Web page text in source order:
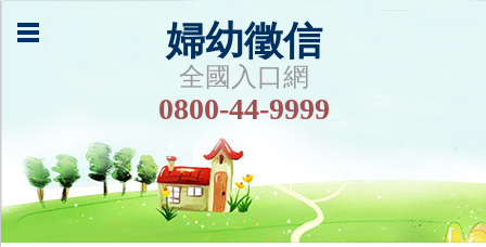
婦幼徵信
全國入口網
0800-44-9999